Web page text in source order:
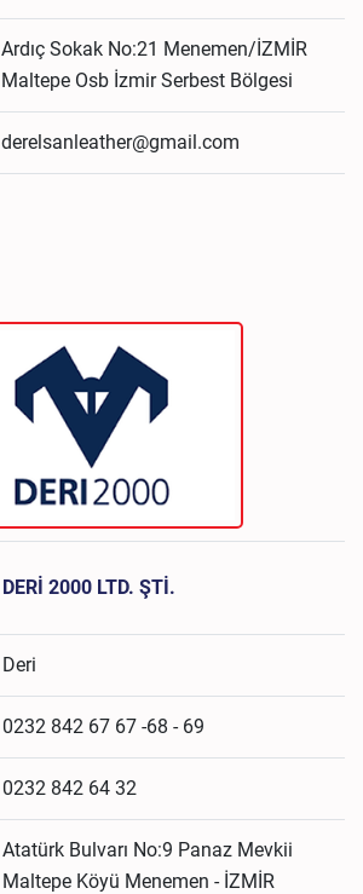
Ardıç Sokak No:21 Menemen/İZMİR
Maltepe Osb İzmir Serbest Bölgesi
derelsanleather@gmail.com
DERİ 2000 LTD. ŞTİ.
Deri
0232 842 67 67 -68 - 69
0232 842 64 32
Atatürk Bulvarı No:9 Panaz Mevkii
Maltepe Köyü Menemen - İZMİR